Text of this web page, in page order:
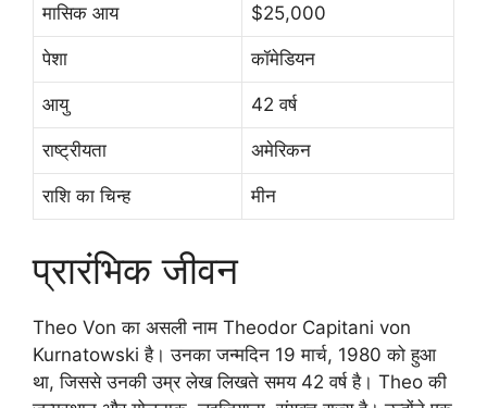
मासिक आय $25,000
पेशा कॉमेडियन
आयु 42 वर्ष
राष्ट्रीयता अमेरिकन
राशि का चिन्ह मीन
प्रारंभिक जीवन
Theo Von का असली नाम Theodor Capitani von
Kurnatowski है। उनका जन्मदिन 19 मार्च, 1980 को हुआ
था, जिससे उनकी उम्र लेख लिखते समय 42 वर्ष है। Theo की